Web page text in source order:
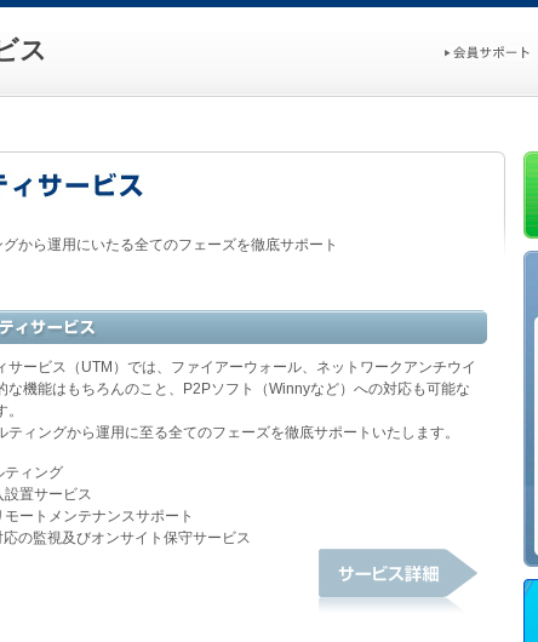
ス
から運用にいたる全てのフェーズを徹底サポート
サービス（UTM）では、ファイアーウォール、ネットワークアンチウイ
な機能はもちろんのこと、P2Pソフト（Winnyなど）への対応も可能な
ティングから運用に至る全てのフェーズを徹底サポートいたします。
ティング
設置サービス
ートメンテナンスサポート
の監視及びオンサイト保守サービス